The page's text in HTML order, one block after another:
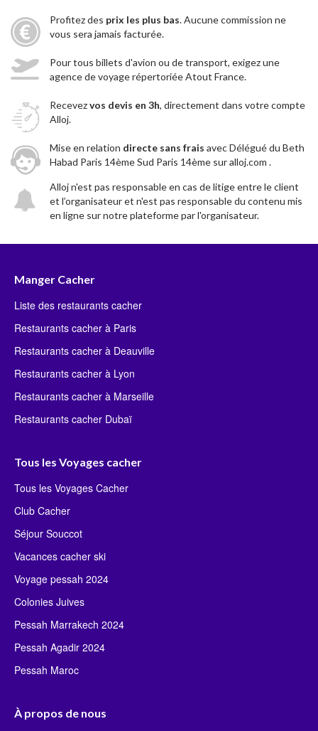
Profitez des prix les plus bas. Aucune commission ne
vous sera jamais facturée.
Pour tous billets d'avion ou de transport, exigez une
agence de voyage répertoriée Atout France.
Recevezvos devis en 3h, directement dans votre compte
Alloj.
Mise en relation directe sans frais avec Délégué du Beth
Habad Paris 14ème Sud Paris 14ème sur alloj.com .
Alloj n'est pas responsable en cas de litige entre le client
et l’organisateur et n'est pas responsable du contenu mis
en ligne sur notre plateforme par l'organisateur.
Manger Cacher
Liste des restaurants cacher
Restaurants cacher à Paris
Restaurants cacher à Deauville
Restaurants cacher à Lyon
Restaurants cacher à Marseille
Restaurants cacher Dubaï
Tous les Voyages cacher
Tous les Voyages Cacher
Club Cacher
Séjour Souccot
Vacances cacher ski
Voyage pessah 2024
Colonies Juives
Pessah Marrakech 2024
Pessah Agadir 2024
Pessah Maroc
À propos de nous